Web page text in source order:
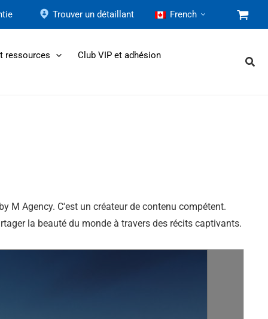
Trouver un détaillant French
ressources
Club VIP et adhésion
M Agency. C'est un créateur de contenu compétent.
la beauté du monde à travers des récits captivants.